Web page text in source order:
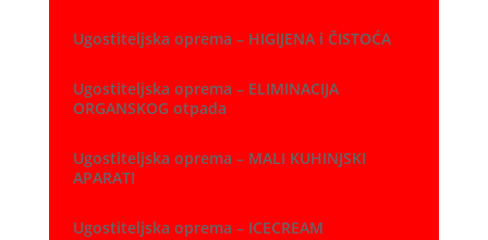
Ugostiteljska oprema – HIGIJENA i ČISTOĆA
Ugostiteljska oprema – ELIMINACIJA
ORGANSKOG otpada
Ugostiteljska oprema – MALI KUHINJSKI
APARATI
Ugostiteljska oprema – ICECREAM